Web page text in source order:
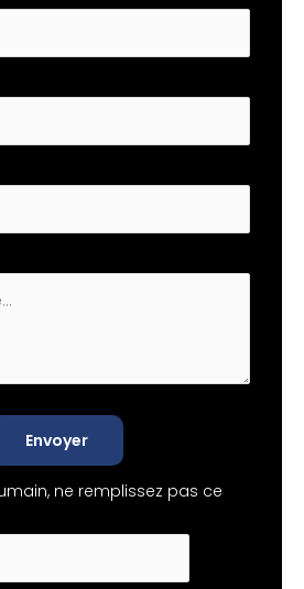
Envoyer
ne remplissez pas ce